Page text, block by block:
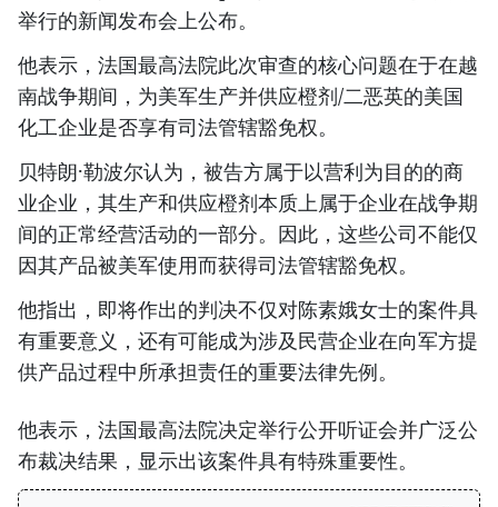
举行的新闻发布会上公布。
他表示，法国最高法院此次审查的核心问题在于在越
南战争期间，为美军生产并供应橙剂/二恶英的美国
化工企业是否享有司法管辖豁免权。
贝特朗·勒波尔认为，被告方属于以营利为目的的商
业企业，其生产和供应橙剂本质上属于企业在战争期
间的正常经营活动的一部分。因此，这些公司不能仅
因其产品被美军使用而获得司法管辖豁免权。
他指出，即将作出的判决不仅对陈素娥女士的案件具
有重要意义，还有可能成为涉及民营企业在向军方提
供产品过程中所承担责任的重要法律先例。
他表示，法国最高法院决定举行公开听证会并广泛公
布裁决结果，显示出该案件具有特殊重要性。